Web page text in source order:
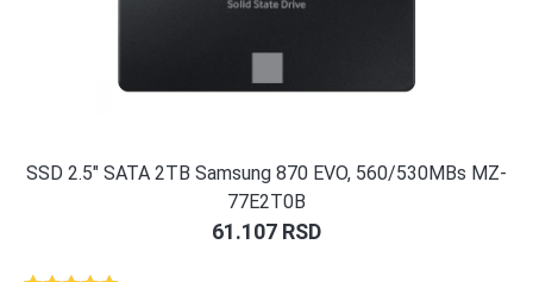
SSD 2.5″ SATA 2TB Samsung 870 EVO, 560/530MBs MZ-
77E2T0B
61.107 RSD